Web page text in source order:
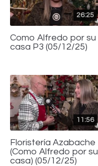
26:25
Como Alfredo por su
casa P3 (05/12/25)
11:56
Floristería Azabache
(Como Alfredo por su
casa) (05/12/25)